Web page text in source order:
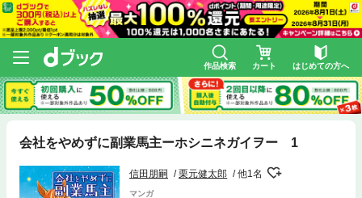
作品検索 カート はじめての方へ
会社をやめずに副業馬主ーホシニネガイヲー 1
信田朋嗣 栗元健太郎 他1名
マンガ